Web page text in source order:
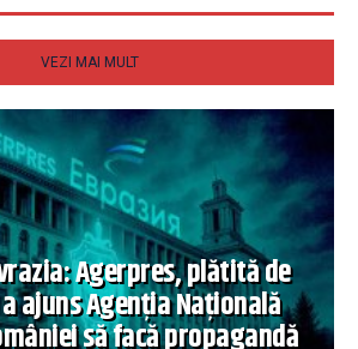
VEZI MAI MULT
Agerpres, plătită de
a ajuns Agenția Națională
să facă propagandă